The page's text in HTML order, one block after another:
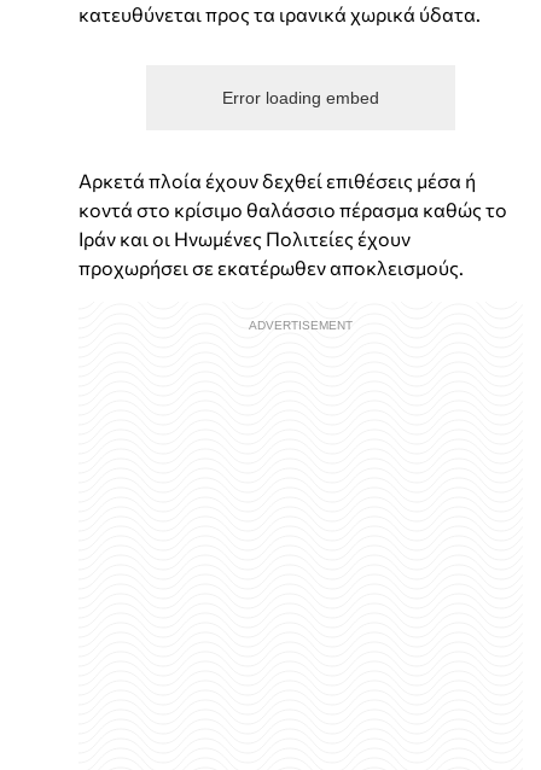
κατευθύνεται προς τα ιρανικά χωρικά ύδατα.
Error loading embed
Αρκετά πλοία έχουν δεχθεί επιθέσεις μέσα ή
κοντά στο κρίσιμο θαλάσσιο πέρασμα καθώς το
Ιράν και οι Ηνωμένες Πολιτείες έχουν
προχωρήσει σε εκατέρωθεν αποκλεισμούς.